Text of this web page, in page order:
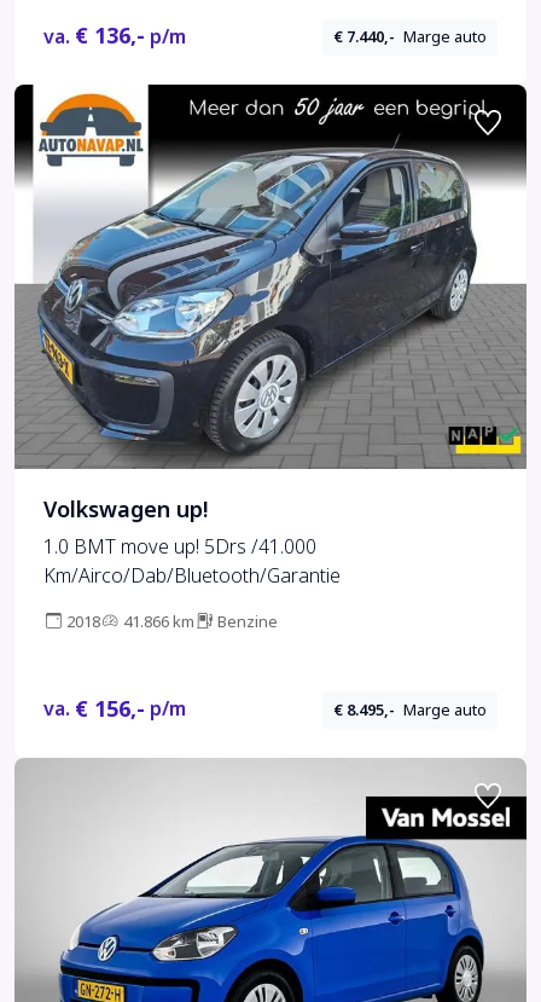
va. € 136,- p/m € 7.440,- Marge auto
Volkswagen up!
1.0 BMT move up! 5Drs /41.000
Km/Airco/Dab/Bluetooth/Garantie
2018 41.866 km Benzine
va. € 156,- p/m € 8.495,- Marge auto